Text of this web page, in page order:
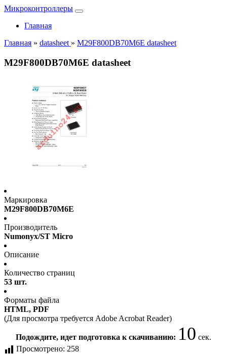
Микроконтроллеры
Главная
Главная » datasheet » M29F800DB70M6E datasheet
M29F800DB70M6E datasheet
Маркировка
M29F800DB70M6E
Производитель
Numonyx/ST Micro
Описание
Количество страниц
53 шт.
Форматы файла
HTML, PDF
(Для просмотра требуется Adobe Acrobat Reader)
Подождите, идет подготовка к скачиванию: 10 сек.
Просмотрено: 258